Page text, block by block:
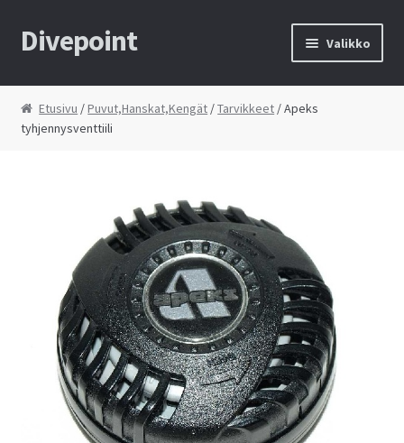
Siirry
navigointiin
Siirry
sisältöön
Divepoint Valikko
Etusivu
Tietosuojaseloste
Yhteystiedot
Kauppa
Huolto
Ostoskori
Kassalle
Etusivu /Puvut,Hanskat,Kengät /Tarvikkeet / Apeks
tyhjennysventtiili